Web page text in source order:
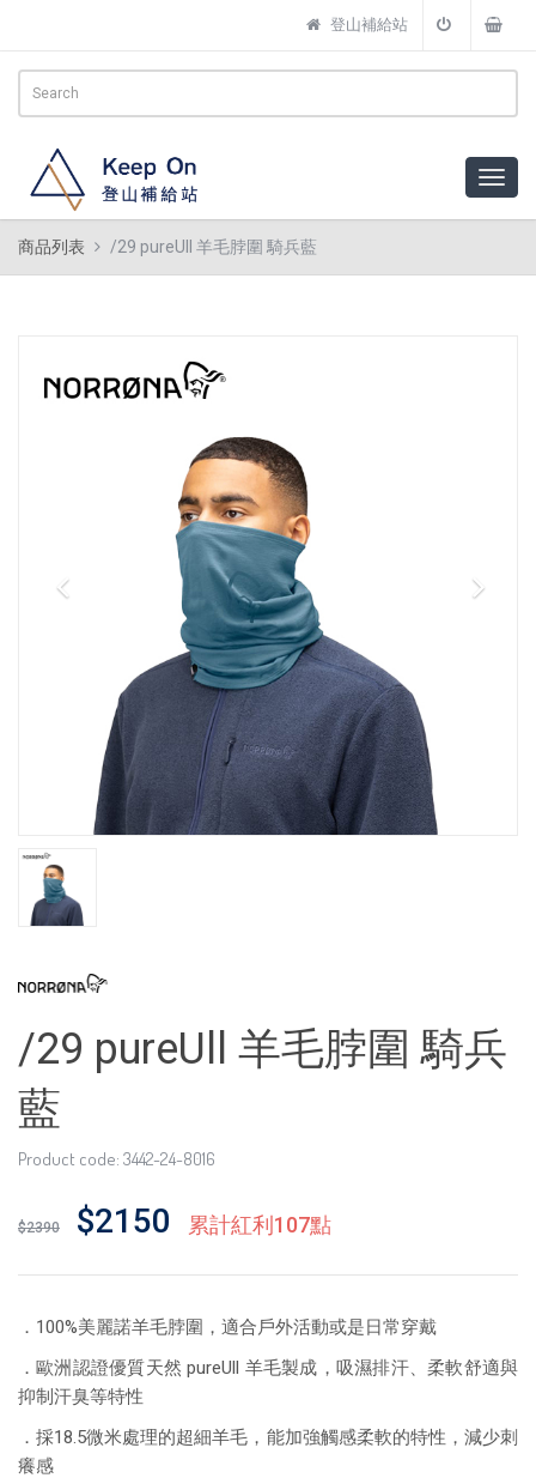
登山補給站
商品列表 /29 pureUll 羊毛脖圍 騎兵藍
/29 pureUll 羊毛脖圍 騎兵
藍
Product code: 3442-24-8016
$2390 $2150 累計紅利107點
．100%美麗諾羊毛脖圍，適合戶外活動或是日常穿戴
．歐洲認證優質天然 pureUll 羊毛製成，吸濕排汗、柔軟舒適與
抑制汗臭等特性
．採18.5微米處理的超細羊毛，能加強觸感柔軟的特性，減少刺
癢感